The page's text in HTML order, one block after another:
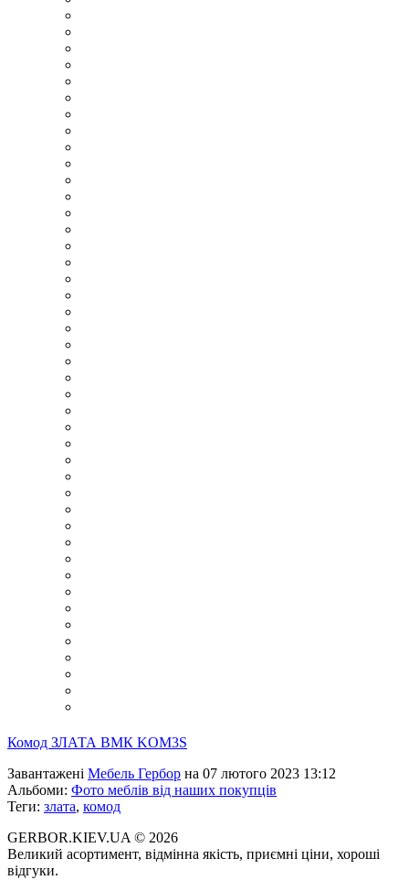
Комод ЗЛАТА ВМК KOM3S
Завантажені Мебель Гербор на 07 лютого 2023 13:12
Альбоми: Фото меблів від наших покупців
Теги: злата, комод
GERBOR.KIEV.UA © 2026
Великий асортимент, відмінна якість, приємні ціни, хороші
відгуки.